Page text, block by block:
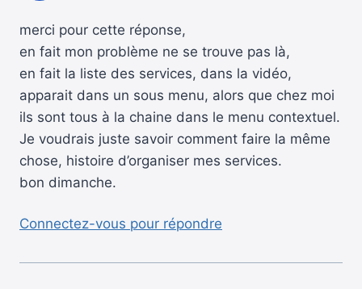
merci pour cette réponse,
en fait mon problème ne se trouve pas là,
en fait la liste des services, dans la vidéo,
apparait dans un sous menu, alors que chez moi
ils sont tous à la chaine dans le menu contextuel.
Je voudrais juste savoir comment faire la même
chose, histoire d’organiser mes services.
bon dimanche.
Connectez-vous pour répondre